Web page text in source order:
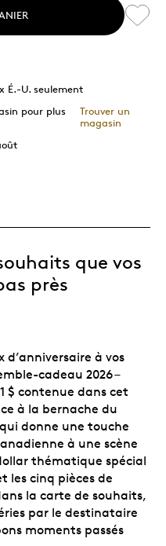
É.-U. seulement
pour plus
Trouver un
magasin
que vos
près
d’anniversaire à vos
cadeau 2026 –
$ contenue dans cet
à la bernache du
donne une touche
à une scène
thématique spécial
les cinq pièces de
la carte de souhaits,
par le destinataire
moments passés